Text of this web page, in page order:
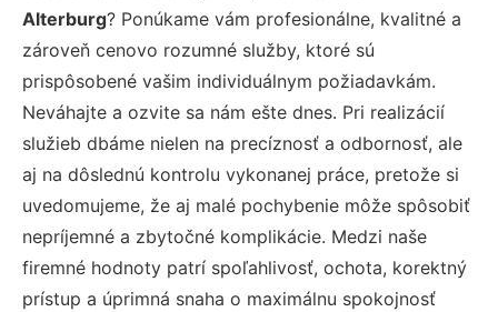
Alterburg? Ponúkame vám profesionálne, kvalitné a
zároveň cenovo rozumné služby, ktoré sú
prispôsobené vašim individuálnym požiadavkám.
Neváhajte a ozvite sa nám ešte dnes. Pri realizácií
služieb dbáme nielen na precíznosť a odbornosť, ale
aj na dôslednú kontrolu vykonanej práce, pretože si
uvedomujeme, že aj malé pochybenie môže spôsobiť
nepríjemné a zbytočné komplikácie. Medzi naše
firemné hodnoty patrí spoľahlivosť, ochota, korektný
prístup a úprimná snaha o maximálnu spokojnosť